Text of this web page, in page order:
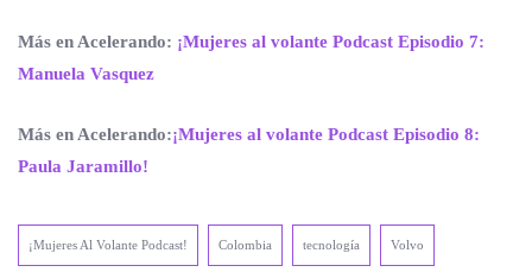
Más en Acelerando: ¡Mujeres al volante Podcast Episodio 7:
Manuela Vasquez
Más en Acelerando:¡Mujeres al volante Podcast Episodio 8:
Paula Jaramillo!
¡Mujeres Al Volante Podcast! Colombia tecnología Volvo